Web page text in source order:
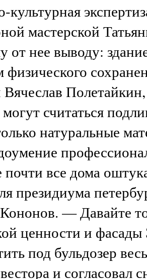
культурная
мастерской
от нее выводу:
Вячеслав
считаться
натуральные
почти все дома
президиума
— Давайте
ценности и
под бульдозер
и согласовал